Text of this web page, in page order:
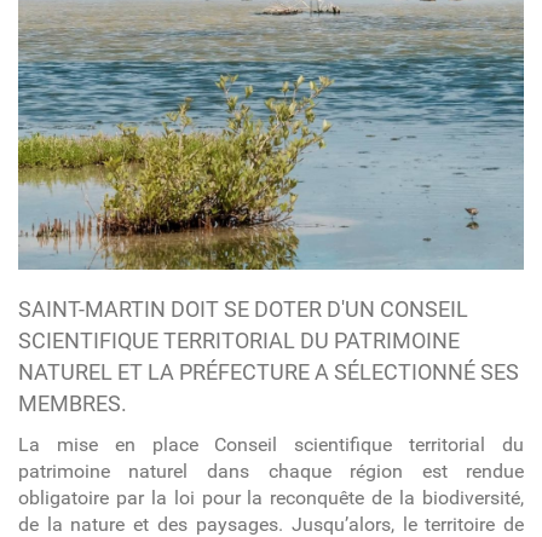
SAINT-MARTIN DOIT SE DOTER D'UN CONSEIL
SCIENTIFIQUE TERRITORIAL DU PATRIMOINE
NATUREL ET LA PRÉFECTURE A SÉLECTIONNÉ SES
MEMBRES.
La mise en place Conseil scientifique territorial du
patrimoine naturel dans chaque région est rendue
obligatoire par la loi pour la reconquête de la biodiversité,
de la nature et des paysages. Jusqu’alors, le territoire de